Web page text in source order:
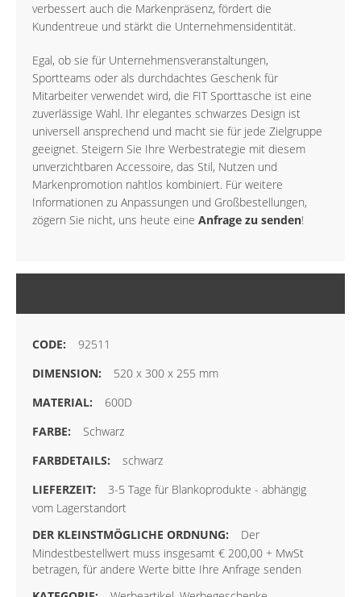
verbessert auch die Markenpräsenz, fördert die
Kundentreue und stärkt die Unternehmensidentität.
Egal, ob sie für Unternehmensveranstaltungen,
Sportteams oder als durchdachtes Geschenk für
Mitarbeiter verwendet wird, die FIT Sporttasche ist eine
zuverlässige Wahl. Ihr elegantes schwarzes Design ist
universell ansprechend und macht sie für jede Zielgruppe
geeignet. Steigern Sie Ihre Werbestrategie mit diesem
unverzichtbaren Accessoire, das Stil, Nutzen und
Markenpromotion nahtlos kombiniert. Für weitere
Informationen zu Anpassungen und Großbestellungen,
zögern Sie nicht, uns heute eine Anfrage zu senden!
92511
520 x 300 x 255 mm
600D
Schwarz
schwarz
3-5 Tage für Blankoprodukte - abhängig
vom Lagerstandort
Der
Mindestbestellwert muss insgesamt € 200,00 + MwSt
betragen, für andere Werte bitte Ihre Anfrage senden